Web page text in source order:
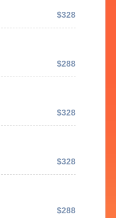
$328
$288
$328
$328
$288